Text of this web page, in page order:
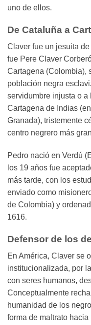
uno de ellos.
De Cataluña a
Claver fue un jesuita
fue Pere Claver
Cartagena (Colombia),
población negra
servidumbre injusta o a
Cartagena de Indias
Granada), tristemente
centro negrero más
Pedro nació en Verdú
los 19 años fue
más tarde, con los
enviado como
de Colombia) y
1616.
Defensor de los
En América, Claver se
institucionalizada, por
con seres humanos,
Conceptualmente
humanidad de los
forma de maltrato hacia